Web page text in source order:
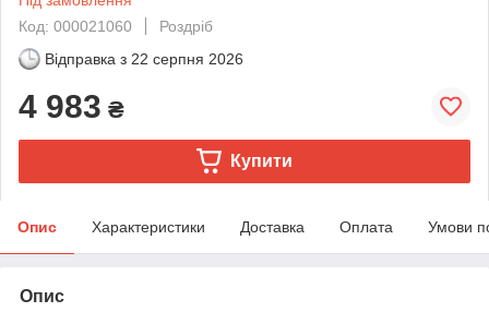
Код: 000021060
Роздріб
Відправка з 22 серпня 2026
4 983 ₴
Купити
Опис Характеристики Доставка Оплата Умови
Опис